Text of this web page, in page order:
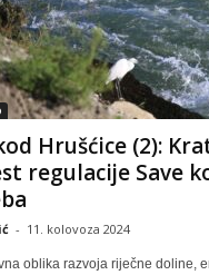
Hrušćice (2):
regulacije Save
- 11. kolovoza 2024
oblika razvoja riječne doline,